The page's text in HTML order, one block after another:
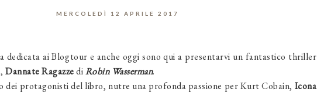
MERCOLEDÌ 12 APRILE 2017
dedicata ai Blogtour e anche oggi sono qui a presentarvi un fantastico thriller
Dannate RagazzediRobin Wasserman.
dei protagonisti del libro, nutre una profonda passione per Kurt Cobain, Icona